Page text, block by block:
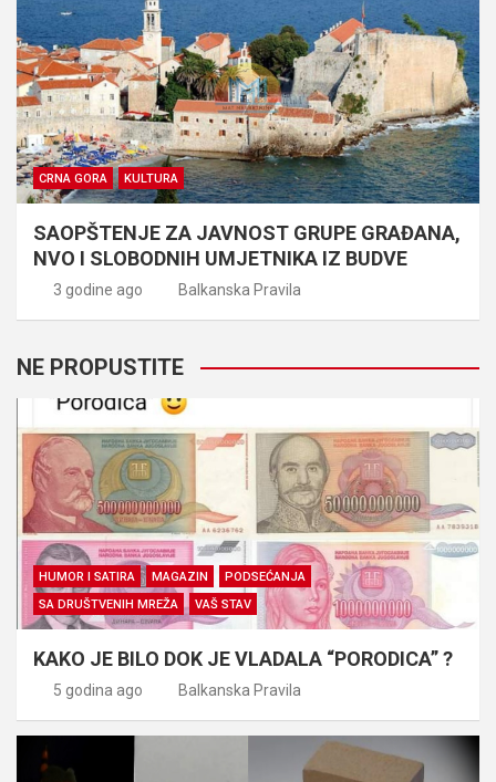
CRNA GORA KULTURA
SAOPŠTENJE ZA JAVNOST GRUPE GRAĐANA,
NVO I SLOBODNIH UMJETNIKA IZ BUDVE
3 godine ago Balkanska Pravila
NE PROPUSTITE
HUMOR I SATIRA MAGAZIN
PODSEĆANJA
SA DRUŠTVENIH MREŽA
VAŠ STAV
KAKO JE BILO DOK JE VLADALA “PORODICA” ?
5 godina ago Balkanska Pravila